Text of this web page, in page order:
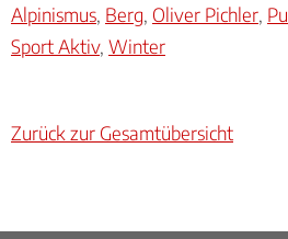
Alpinismus, Berg, Oliver Pichler,
Sport Aktiv, Winter
Zurück zur Gesamtübersicht